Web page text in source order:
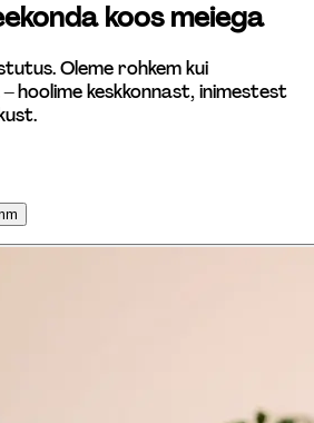
koos meiega
Oleme rohkem kui
hoolime keskkonnast, inimestest